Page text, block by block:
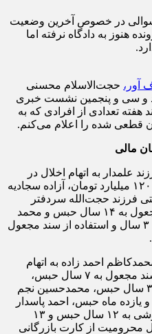
در خصوص آخرین وضعیت
هنوز به دادگاه نرفته اما
آور، حجت‌الاسلام محسنی
و سی و پنجمین نشست خبری
تعدادی از افرادی که به
قطعی شده را اعلام می‌کنم.
مالی
علمدار به اتهام اخلال در
نظام اقتصادی به ۲۰ سال حبس و ۱۲۰ میلیارد تومان، آزاده سجادیه
فرزند حجت‌الله سردفتر
دفترخانه در شیراز به اتهام سند مجعول به ۱۴ سال حبس و محمد
جواد خسروی به اتهام جعل سند به ۳ سال و استفاده از سند مجعول
احمد زاده به اتهام
جعل سند به ۳ سال و استفاده از سند مجعول به ۷ سال حبس،
بهرام رضایی به اتهام جعل سند به ۳ سال حبس،‌ محمدحسین نجم
یازده ماه حبس، احمد پاسدار
فرزند عبدالرسول به اتهام گرانفروشی به ۱۲ سال حبس و ۱۳
محرومیت از کارت بازرگانی